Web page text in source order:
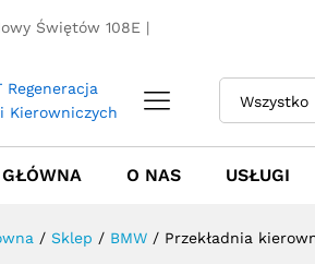
Świętów 108E |
Wszystko
O NAS USŁUGI
/ Sklep / BMW / Przekładnia
Servotronic